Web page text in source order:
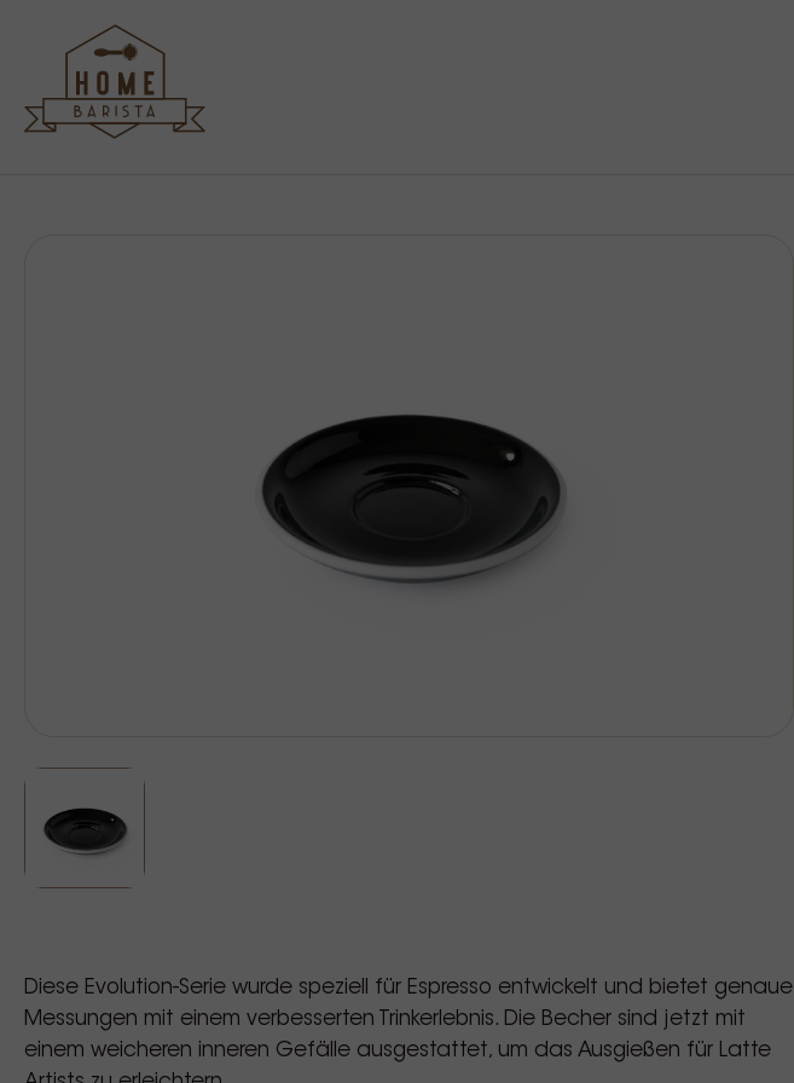
Diese Evolution-Serie wurde speziell für Espresso entwickelt und bietet genaue
Messungen mit einem verbesserten Trinkerlebnis. Die Becher sind jetzt mit
einem weicheren inneren Gefälle ausgestattet, um das Ausgießen für Latte